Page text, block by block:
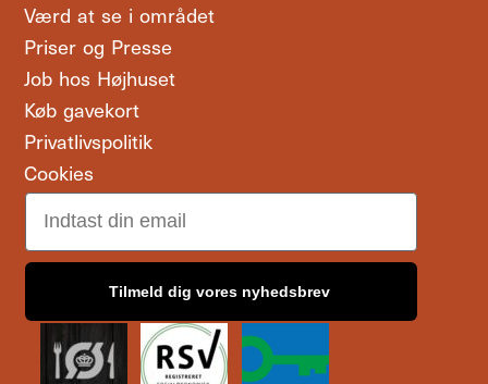
Værd at se i området
Priser og Presse
Job hos Højhuset
Køb gavekort
Privatlivspolitik
Cookies
Email
Tilmeld dig vores nyhedsbrev